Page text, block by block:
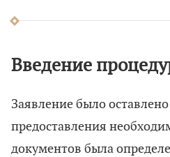
Введение
Заявление было
предоставления
документов была